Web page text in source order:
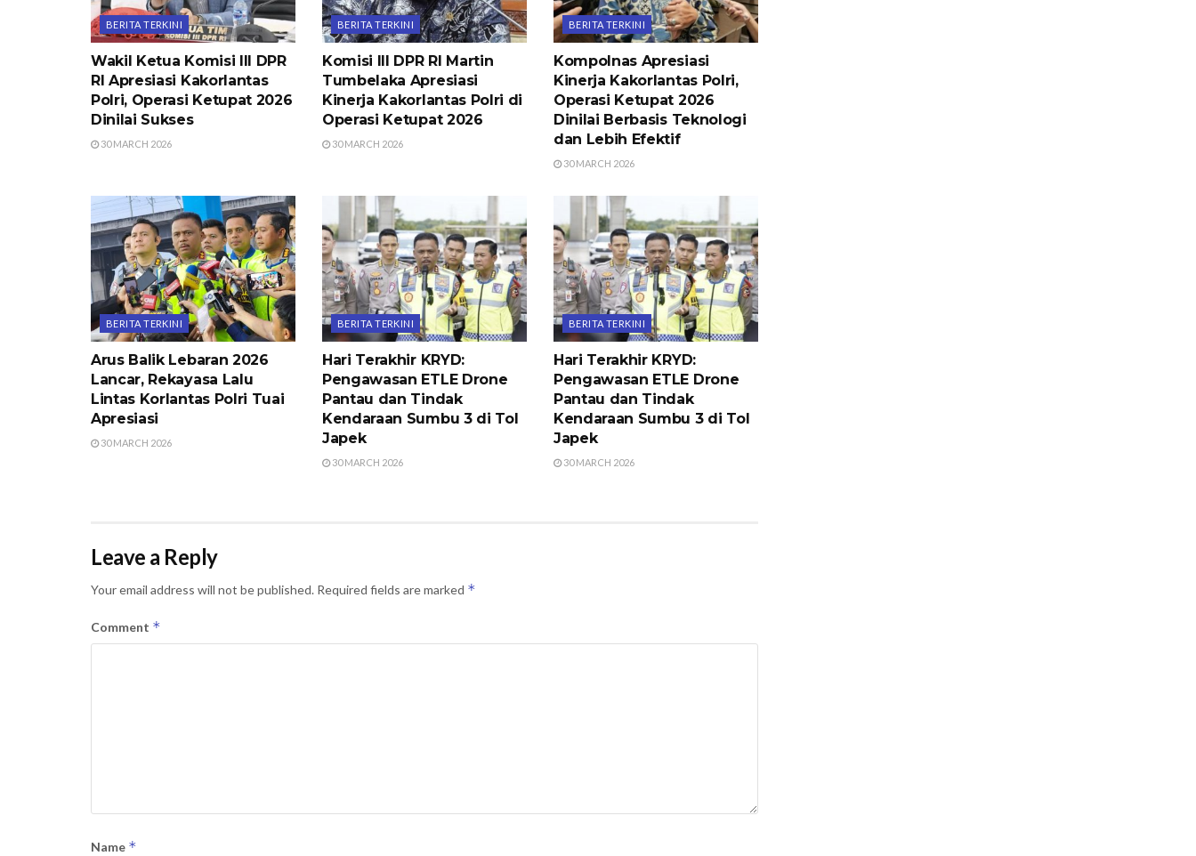
BERITA TERKINI
Wakil Ketua Komisi III DPR
RI Apresiasi Kakorlantas
Polri, Operasi Ketupat 2026
Dinilai Sukses
30 MARCH 2026
BERITA TERKINI
Komisi III DPR RI Martin
Tumbelaka Apresiasi
Kinerja Kakorlantas Polri di
Operasi Ketupat 2026
30 MARCH 2026
BERITA TERKINI
Kompolnas Apresiasi
Kinerja Kakorlantas Polri,
Operasi Ketupat 2026
Dinilai Berbasis Teknologi
dan Lebih Efektif
30 MARCH 2026
BERITA TERKINI
Arus Balik Lebaran 2026
Lancar, Rekayasa Lalu
Lintas Korlantas Polri Tuai
Apresiasi
30 MARCH 2026
BERITA TERKINI
Hari Terakhir KRYD:
Pengawasan ETLE Drone
Pantau dan Tindak
Kendaraan Sumbu 3 di Tol
Japek
30 MARCH 2026
BERITA TERKINI
Hari Terakhir KRYD:
Pengawasan ETLE Drone
Pantau dan Tindak
Kendaraan Sumbu 3 di Tol
Japek
30 MARCH 2026
Leave a Reply
Your email address will not be published. Required fields are marked *
Comment *
Name *